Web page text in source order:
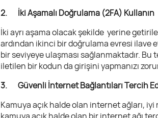
2. İki Aşamalı Doğrulama (2FA) Kullanın
İki ayrı aşama olacak şekilde yerine
ardından ikinci bir doğrulama evresi ilave
bir seviyeye ulaşması sağlanmaktadır.
iletilen bir kodun da girişini yapmanızı
3. Güvenli İnternet Bağlantıları Tercih
Kamuya açık halde olan internet ağları,